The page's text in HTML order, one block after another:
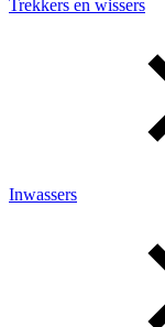
Trekkers en wissers
Inwassers